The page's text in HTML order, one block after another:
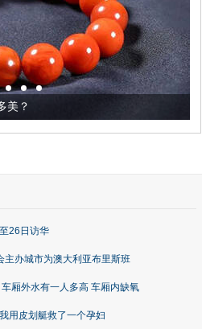
美？
26日访华
主办城市为澳大利亚布里斯班
厢外水有一人多高 车厢内缺氧
用皮划艇救了一个孕妇